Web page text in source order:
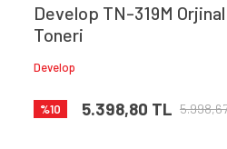
Develop TN-319M Orjinal
Toneri
Develop
%10 5.398,80 TL